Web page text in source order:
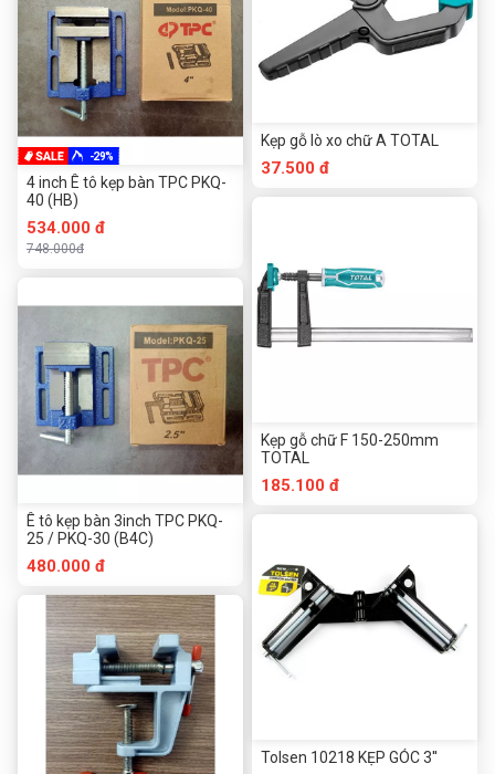
-29%
4 inch Ê tô kẹp bàn TPC PKQ-
40 (HB)
534.000 đ
748.000đ
Ê tô kẹp bàn 3inch TPC PKQ-
25 / PKQ-30 (B4C)
480.000 đ
Kẹp gỗ lò xo chữ A TOTAL
37.500 đ
Kẹp gỗ chữ F 150-250mm
TOTAL
185.100 đ
Tolsen 10218 KẸP GÓC 3''